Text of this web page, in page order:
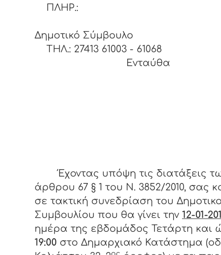
ΠΛΗΡ.:
Δημοτικό Σύμβουλο
ΤΗΛ.: 27413 61003 -
Ενταύθα
Έχοντας υπόψη τις διατάξεις
άρθρου 67 § 1 του Ν. 3852/2010, σας
σε τακτική συνεδρίαση του
Συμβουλίου που θα γίνει την 12-01-
ημέρα της εβδομάδος Τετάρτη και
19:00 στο Δημαρχιακό Κατάστημα